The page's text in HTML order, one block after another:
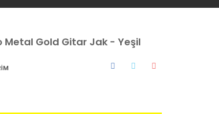
Metal Gold Gitar Jak - Yeşil